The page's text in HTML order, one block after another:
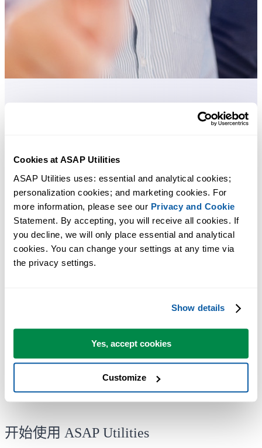
Cookies at ASAP Utilities
ASAP Utilities uses: essential and analytical cookies;
personalization cookies; and marketing cookies. For
more information, please see our Privacy and Cookie
Statement. By accepting, you will receive all cookies. If
you decline, we will only place essential and analytical
cookies. You can change your settings at any time via
the privacy settings.
Show details
Yes, accept cookies
Customize
作。
您可以立即开始使用，无需培训。
大多数用户都会先从几个工具开始。 很多用户后来都会每天使
开始使用 ASAP Utilities